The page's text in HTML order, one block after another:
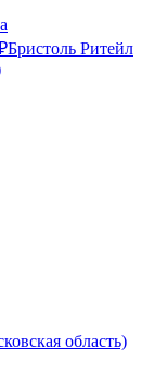
Бристоль Ритейл
область)